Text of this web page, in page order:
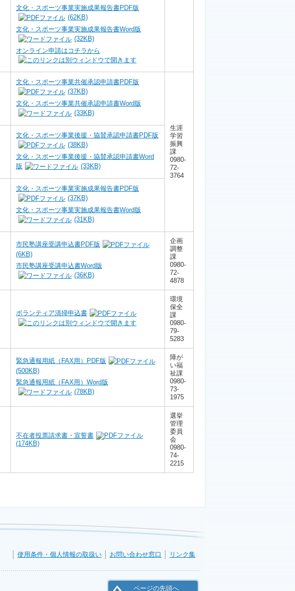
文化・スポーツ事業実施成果報告書PDF版
(62KB)
文化・スポーツ事業実施成果報告書Word版
(32KB)
オンライン申請はコチラから
文化・スポーツ事業共催承認申請書PDF版
(37KB)
文化・スポーツ事業共催承認申請書Word版
(33KB)
生涯
学習
振興
課
0980-
72-
3764
文化・スポーツ事業後援・協賛承認申請書PDF版
(38KB)
文化・スポーツ事業後援・協賛承認申請書Word
版
(33KB)
文化・スポーツ事業実施成果報告書PDF版
(37KB)
文化・スポーツ事業実施成果報告書Word版
(31KB)
市民塾講座受講申込書PDF版
(6KB)
市民塾講座受講申込書Word版
(36KB)
企画
調整
課
0980-
72-
4878
ボランティア清掃申込書
環境
保全
課
0980-
79-
5283
緊急通報用紙（FAX用）PDF版
(500KB)
緊急通報用紙（FAX用）Word版
(78KB)
障が
い福
祉課
0980-
73-
1975
不在者投票請求書・宣誓書
(174KB)
選挙
管理
委員
会
0980-
74-
2215
使用条件・個人情報の取扱い お問い合わせ窓口 リンク集
ページの先頭へ